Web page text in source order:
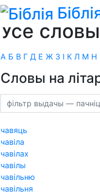
Біблія» Сімфонія»для
Усе
А Б В Г Д Е Ж З І К Л М Н
Словы на
чавяць
чавіла
чавілах
чавілы
чавільню
чавільня